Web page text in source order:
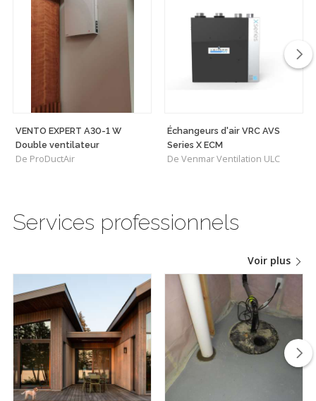
VENTO EXPERT A30-1 W
Double ventilateur
De ProDuctAir
Échangeurs d'air VRC AVS
Series X ECM
De Venmar Ventilation ULC
Services professionnels
Voir plus